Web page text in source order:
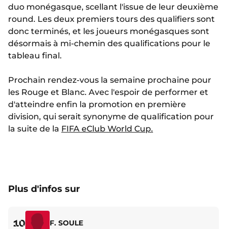
duo monégasque, scellant l'issue de leur deuxième
round. Les deux premiers tours des qualifiers sont
donc terminés, et les joueurs monégasques sont
désormais à mi-chemin des qualifications pour le
tableau final.
Prochain rendez-vous la semaine prochaine pour
les Rouge et Blanc. Avec l'espoir de performer et
d'atteindre enfin la promotion en première
division, qui serait synonyme de qualification pour
la suite de la FIFA eClub World Cup.
Plus d'infos sur
10 F. SOULE